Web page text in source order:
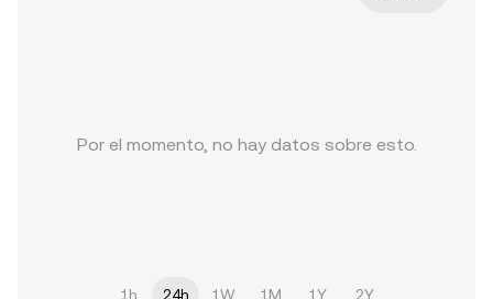
Por el momento, no hay datos sobre esto.
1h 24h 1W 1M 1Y 2Y